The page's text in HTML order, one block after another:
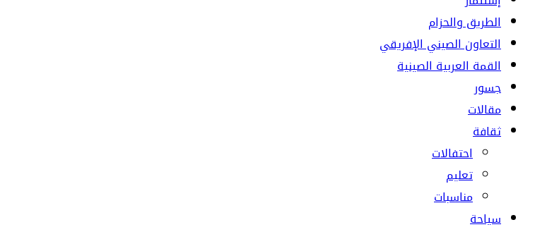
الطريق والحزام
التعاون الصيني الإفريقي
القمة العربية الصينية
جسور
مقالات
ثقافة
احتفالات
تعليم
مناسبات
سياحة